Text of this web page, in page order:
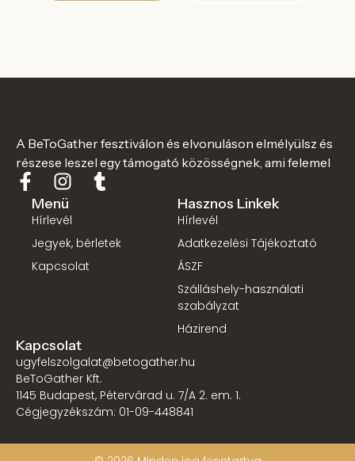
A BeToGather fesztiválon és elvonuláson elmélyülsz és
részese leszel egy támogató közösségnek, ami felemel
Menü
Hírlevél
Jegyek, bérletek
Kapcsolat
Hasznos Linkek
Hírlevél
Adatkezelési Tájékoztató
ÁSZF
Szálláshely-használati
szabályzat
Házirend
Kapcsolat
ugyfelszolgalat@betogather.hu
BeToGather Kft.
1145 Budapest, Pétervárad u. 7/A 2. em. 1.
Cégjegyzékszám: 01-09-448841